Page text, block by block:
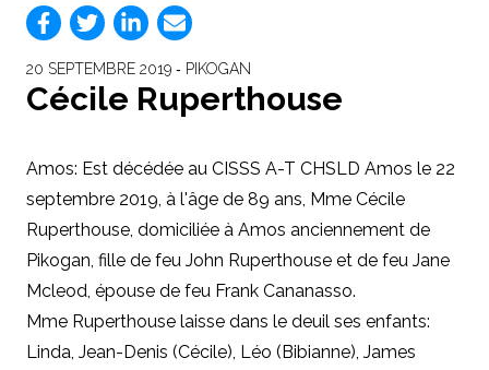
20 SEPTEMBRE 2019 ‐ PIKOGAN
Cécile Ruperthouse
Amos: Est décédée au CISSS A-T CHSLD Amos le 22
septembre 2019, à l'âge de 89 ans, Mme Cécile
Ruperthouse, domiciliée à Amos anciennement de
Pikogan, fille de feu John Ruperthouse et de feu Jane
Mcleod, épouse de feu Frank Cananasso.
Mme Ruperthouse laisse dans le deuil ses enfants:
Linda, Jean-Denis (Cécile), Léo (Bibianne), James